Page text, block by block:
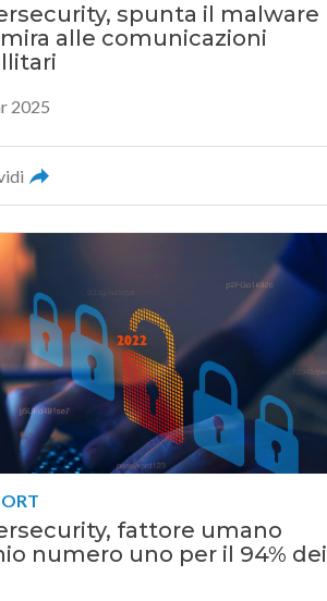
spunta il malware
alle comunicazioni
2025
fattore umano
numero uno per il 94% dei